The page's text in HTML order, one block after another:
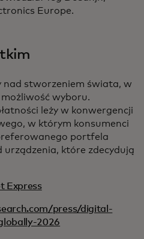
Europe.
stworzeniem świata, w
wyboru.
leży w konwergencji
w którym konsumenci
portfela
urządzenia, które zdecydują
Express
press/digital-
2026